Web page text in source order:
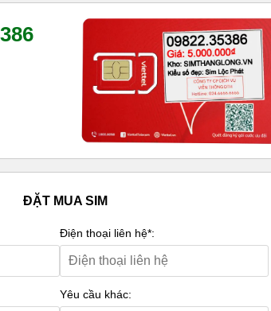
ĐẶT MUA SIM
Điện thoại liên hệ*:
Yêu cầu khác: